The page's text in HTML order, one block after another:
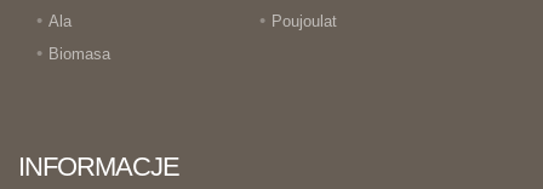
Ala
Biomasa
Poujoulat
INFORMACJE